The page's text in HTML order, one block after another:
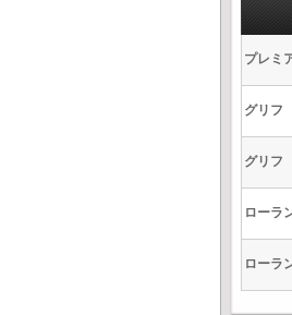
プレミ
グリフ
グリフ
ローラ
ローラ